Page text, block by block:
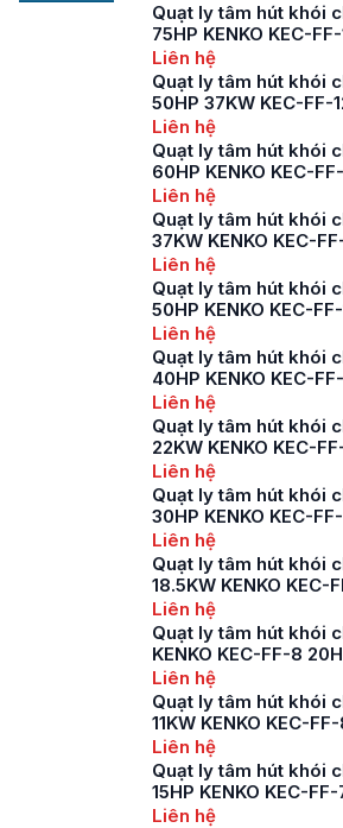
Quạt ly tâm hút khói
75HP KENKO KEC-FF-
Liên hệ
Quạt ly tâm hút khói
50HP 37KW KEC-FF-
Liên hệ
Quạt ly tâm hút khói
60HP KENKO KEC-FF-
Liên hệ
Quạt ly tâm hút khói
37KW KENKO KEC-
Liên hệ
Quạt ly tâm hút khói
50HP KENKO KEC-
Liên hệ
Quạt ly tâm hút khói
40HP KENKO KEC-
Liên hệ
Quạt ly tâm hút khói
22KW KENKO KEC-
Liên hệ
Quạt ly tâm hút khói
30HP KENKO KEC-
Liên hệ
Quạt ly tâm hút khói
18.5KW KENKO KEC-
Liên hệ
Quạt ly tâm hút khói
KENKO KEC-FF-8
Liên hệ
Quạt ly tâm hút khói
11KW KENKO KEC-
Liên hệ
Quạt ly tâm hút khói
15HP KENKO KEC-FF-
Liên hệ